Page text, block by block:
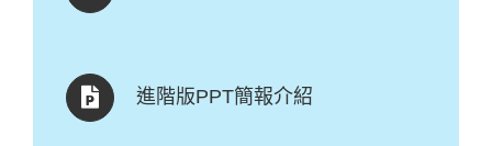
進階版PPT簡報介紹